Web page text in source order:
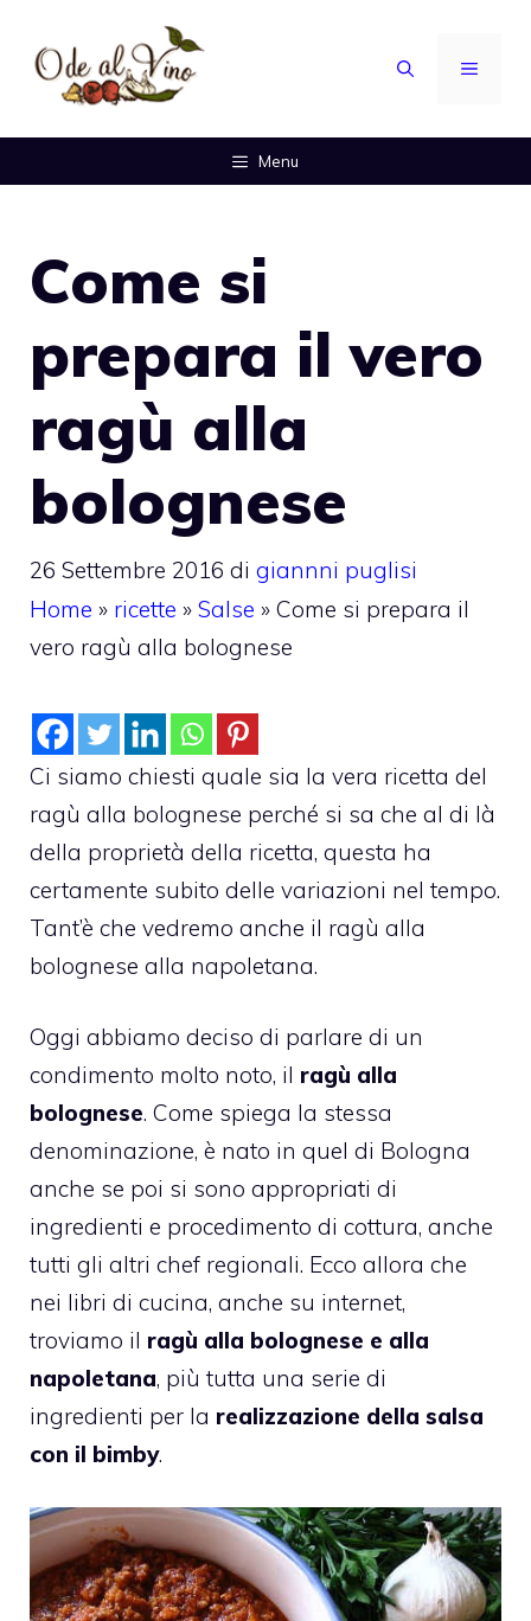
contenuto
MENU
Menu
Come si
prepara il vero
ragù alla
bolognese
26 Settembre 2016 di giannni puglisi
Home » ricette » Salse » Come si prepara il
vero ragù alla bolognese
Ci siamo chiesti quale sia la vera ricetta del
ragù alla bolognese perché si sa che al di là
della proprietà della ricetta, questa ha
certamente subito delle variazioni nel tempo.
Tant’è che vedremo anche il ragù alla
bolognese alla napoletana.
Oggi abbiamo deciso di parlare di un
condimento molto noto, il ragù alla
bolognese. Come spiega la stessa
denominazione, è nato in quel di Bologna
anche se poi si sono appropriati di
ingredienti e procedimento di cottura, anche
tutti gli altri chef regionali. Ecco allora che
nei libri di cucina, anche su internet,
troviamo il ragù alla bolognese e alla
napoletana, più tutta una serie di
ingredienti per la realizzazione della salsa
con il bimby.